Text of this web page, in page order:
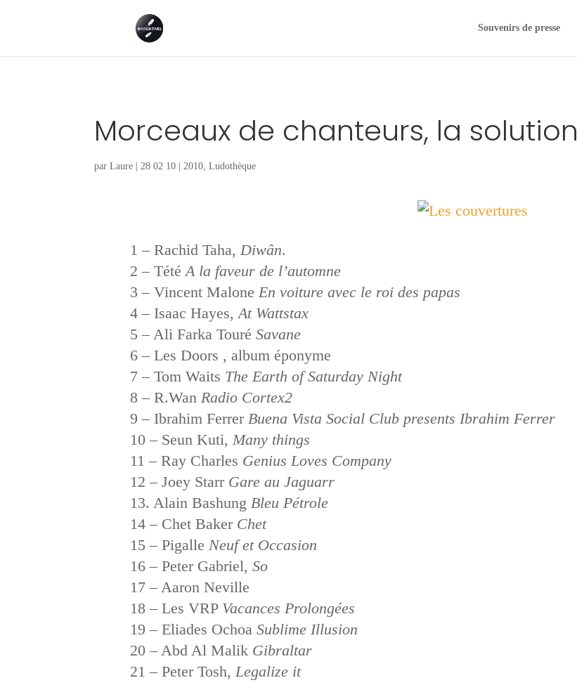
Souvenirs de presse
Morceaux de chanteurs, la solution
parLaure | 28 02 10 | 2010 ,Ludothèque
1 – Rachid Taha, Diwân.
2 – Tété A la faveur de l’automne
3 – Vincent Malone En voiture avec le roi des papas
4 – Isaac Hayes,At Wattstax
5 – Ali Farka Touré Savane
6 – Les Doors , album éponyme
7 – Tom Waits The Earth of Saturday Night
8 – R.Wan Radio Cortex2
9 – Ibrahim Ferrer Buena Vista Social Club presents Ibrahim Ferrer
10 – Seun Kuti, Many things
11 – Ray Charles Genius Loves Company
12 – Joey Starr Gare au Jaguarr
13. Alain Bashung Bleu Pétrole
14 – Chet Baker Chet
15 – Pigalle Neuf et Occasion
16 – Peter Gabriel, So
17 – Aaron Neville
18 – Les VRP Vacances Prolongées
19 – Eliades Ochoa Sublime Illusion
20 – Abd Al Malik Gibraltar
21 – Peter Tosh, Legalize it